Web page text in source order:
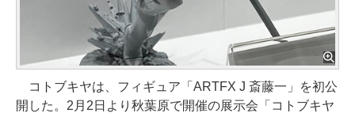
コトブキヤは、フィギュア「ARTFX J 斎藤一」を初公
開した。2月2日より秋葉原で開催の展示会「コトブキヤ